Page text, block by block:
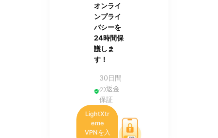
オンライ
ンプライ
バシーを
24時間保
護しま
す！
30日間
の返金
保証
LightXtr
eme
VPNを入